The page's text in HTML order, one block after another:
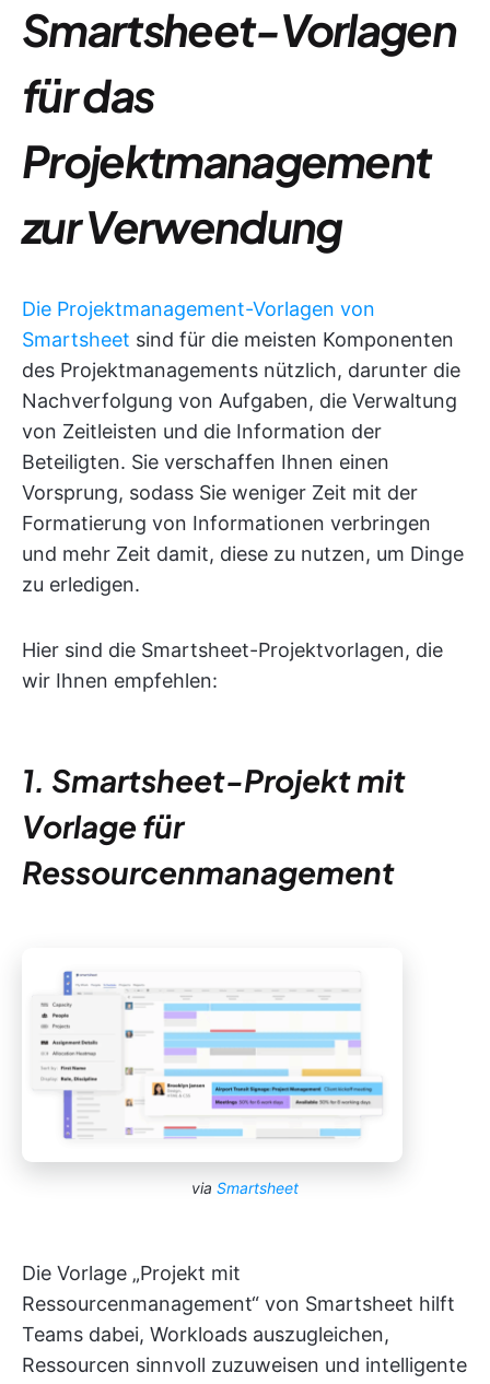
Smartsheet-Vorlagen
für das
Projektmanagement
zur Verwendung
Die Projektmanagement-Vorlagen von
Smartsheet sind für die meisten Komponenten
des Projektmanagements nützlich, darunter die
Nachverfolgung von Aufgaben, die Verwaltung
von Zeitleisten und die Information der
Beteiligten. Sie verschaffen Ihnen einen
Vorsprung, sodass Sie weniger Zeit mit der
Formatierung von Informationen verbringen
und mehr Zeit damit, diese zu nutzen, um Dinge
zu erledigen.
Hier sind die Smartsheet-Projektvorlagen, die
wir Ihnen empfehlen:
1. Smartsheet-Projekt mit
Vorlage für
Ressourcenmanagement
via Smartsheet
Die Vorlage „Projekt mit
Ressourcenmanagement“ von Smartsheet hilft
Teams dabei, Workloads auszugleichen,
Ressourcen sinnvoll zuzuweisen und intelligente